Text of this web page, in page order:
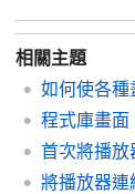
相關主題
如何使各種
程式庫畫面
首次將播放
將播放器連